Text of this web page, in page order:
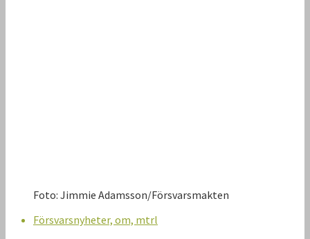
Foto: Jimmie Adamsson/Försvarsmakten
Försvarsnyheter, om, mtrl